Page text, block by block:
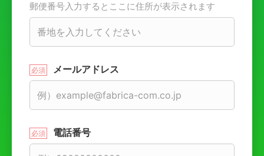
郵便番号入力するとここに住所が表示されます
メールアドレス
電話番号